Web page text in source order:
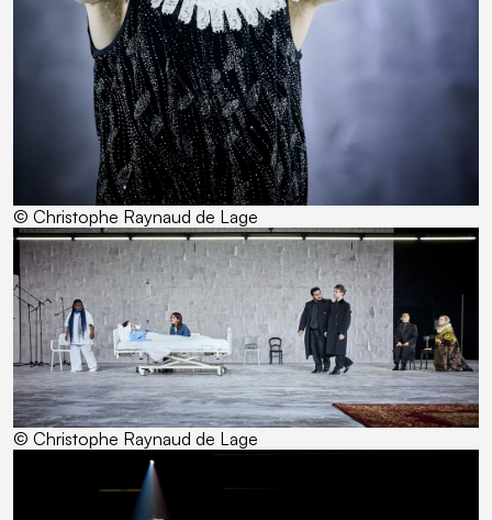
© Christophe Raynaud de Lage
© Christophe Raynaud de Lage